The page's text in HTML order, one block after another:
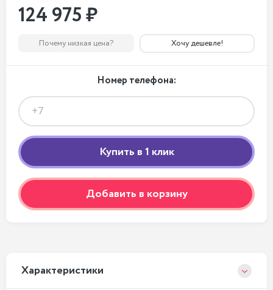
124 975 ₽
Почему низкая цена? Хочу дешевле!
Номер телефона:
Добавить в корзину
Xарактеристики